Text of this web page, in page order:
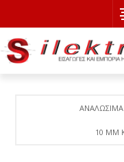
ΑΝΑΛΩΣΙΜΑ
10 MM